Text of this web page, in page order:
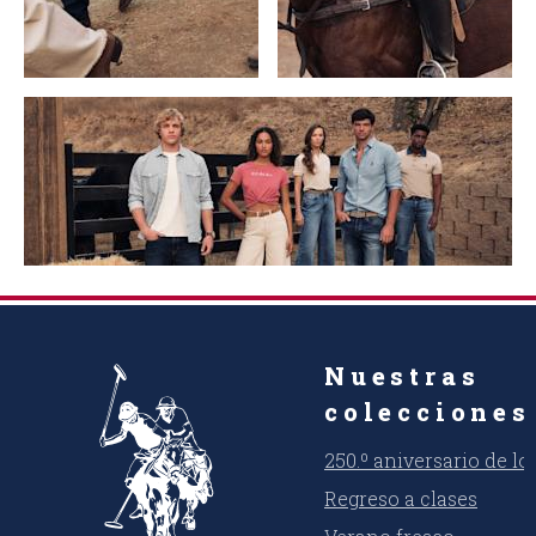
Nuestras
colecciones
250.º aniversario de
Regreso a clases